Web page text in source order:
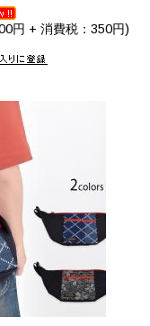
円 + 消費税：350円)